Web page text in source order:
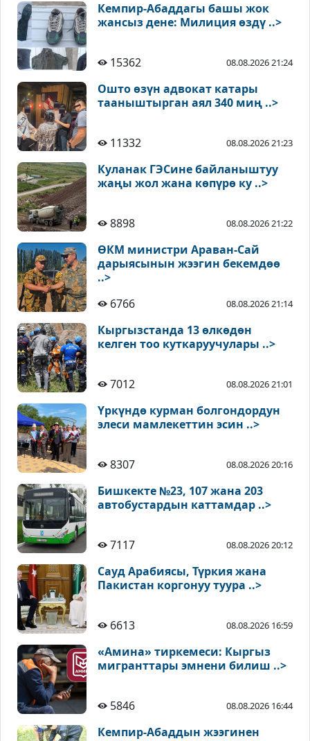
Кемпир-Абаддагы башы жок
жансыз дене: Милиция өздү ..>
15362 08.08.2026 21:24
Ошто өзүн адвокат катары
тааныштырган аял 340 миң ..>
11332 08.08.2026 21:23
Куланак ГЭСине байланыштуу
жаңы жол жана көпүрө ку ..>
8898 08.08.2026 21:22
ӨКМ министри Араван-Сай
дарыясынын жээгин бекемдөө
..>
6766
08.08.2026 21:14
Кыргызстанда 13 өлкөдөн
келген тоо куткаруучулары ..>
7012 08.08.2026 21:01
Үркүндө курман болгондордун
элеси мамлекеттин эсин ..>
8307 08.08.2026 20:16
Бишкекте №23, 107 жана 203
автобустардын каттамдар ..>
7117 08.08.2026 20:12
Сауд Арабиясы, Түркия жана
Пакистан коргонуу туура ..>
6613 08.08.2026 16:59
«Амина» тиркемеси: Кыргыз
мигранттары эмнени билиш ..>
5846 08.08.2026 16:44
Кемпир-Абаддын жээгинен